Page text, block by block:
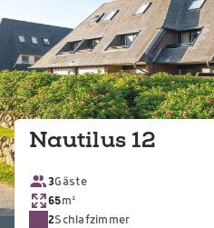
Nautilus 12
3Gäste
65m²
2Schlafzimmer